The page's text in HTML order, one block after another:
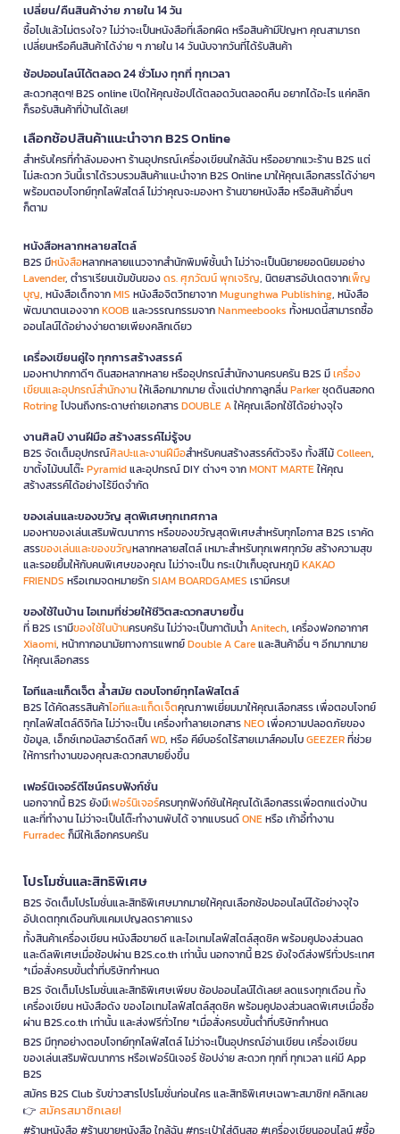
เปลี่ยน/คืนสินค้าง่าย ภายใน 14 วัน
ซื้อไปแล้วไม่ตรงใจ? ไม่ว่าจะเป็นหนังสือที่เลือกผิด หรือสินค้ามีปัญหา คุณสามารถ
เปลี่ยนหรือคืนสินค้าได้ง่าย ๆ ภายใน 14 วันนับจากวันที่ได้รับสินค้า
ช้อปออนไลน์ได้ตลอด 24 ชั่วโมง ทุกที่ ทุกเวลา
สะดวกสุดๆ! B2S online เปิดให้คุณช้อปได้ตลอดวันตลอดคืน อยากได้อะไร แค่คลิก
ก็รอรับสินค้าที่บ้านได้เลย!
เลือกช้อปสินค้าแนะนำจาก B2S Online
สำหรับใครที่กำลังมองหา ร้านอุปกรณ์เครื่องเขียนใกล้ฉัน หรืออยากแวะร้าน B2S แต่
ไม่สะดวก วันนี้เราได้รวบรวมสินค้าแนะนำจาก B2S Online มาให้คุณเลือกสรรได้ง่ายๆ
พร้อมตอบโจทย์ทุกไลฟ์สไตล์ ไม่ว่าคุณจะมองหา ร้านขายหนังสือ หรือสินค้าอื่นๆ
ก็ตาม
หนังสือหลากหลายสไตล์
B2S มีหนังสือหลากหลายแนวจากสำนักพิมพ์ชั้นนำ ไม่ว่าจะเป็นนิยายยอดนิยมอย่าง
Lavender, ตำราเรียนเข้มข้นของดร. ศุภวัฒน์ พุกเจริญ, นิตยสารอัปเดตจากเพ็ญ
บุญ, หนังสือเด็กจากMIS หนังสือจิตวิทยาจากMugunghwa Publishing, หนังสือ
พัฒนาตนเองจากKOOB และวรรณกรรมจากNanmeebooks ทั้งหมดนี้สามารถซื้อ
ออนไลน์ได้อย่างง่ายดายเพียงคลิกเดียว
เครื่องเขียนคู่ใจ ทุกการสร้างสรรค์
มองหาปากกาดีๆ ดินสอหลากหลาย หรืออุปกรณ์สำนักงานครบครัน B2S มีเครื่อง
เขียนและอุปกรณ์สำนักงานให้เลือกมากมาย ตั้งแต่ปากกาลูกลื่นParkerชุดดินสอกด
Rotringไปจนถึงกระดาษถ่ายเอกสารDOUBLE Aให้คุณเลือกใช้ได้อย่างจุใจ
งานศิลป์ งานฝีมือ สร้างสรรค์ไม่รู้จบ
B2S จัดเต็มอุปกรณ์ศิลปะและงานฝีมือสำหรับคนสร้างสรรค์ตัวจริง ทั้งสีไม้Colleen,
ขาตั้งไม้บนโต๊ะPyramidและอุปกรณ์ DIY ต่างๆ จากMONT MARTEให้คุณ
สร้างสรรค์ได้อย่างไร้ขีดจำกัด
ของเล่นและของขวัญ สุดพิเศษทุกเทศกาล
มองหาของเล่นเสริมพัฒนาการ หรือของขวัญสุดพิเศษสำหรับทุกโอกาส B2S เราคัด
สรรของเล่นและของขวัญหลากหลายสไตล์ เหมาะสำหรับทุกเพศทุกวัย สร้างความสุข
และรอยยิ้มให้กับคนพิเศษของคุณ ไม่ว่าจะเป็น กระเป๋าเก็บอุณหภูมิKAKAO
FRIENDS หรือเกมจดหมายรักSIAM BOARDGAMES เรามีครบ!
ของใช้ในบ้าน ไอเทมที่ช่วยให้ชีวิตสะดวกสบายขึ้น
ที่ B2S เรามีของใช้ในบ้านครบครัน ไม่ว่าจะเป็นกาต้มน้ำAnitech, เครื่องฟอกอากาศ
Xiaomi, หน้ากากอนามัยทางการแพทย์Double A Careและสินค้าอื่น ๆ อีกมากมาย
ให้คุณเลือกสรร
ไอทีและแก็ดเจ็ต ล้ำสมัย ตอบโจทย์ทุกไลฟ์สไตล์
B2S ได้คัดสรรสินค้าไอทีและแก็ดเจ็ตคุณภาพเยี่ยมมาให้คุณเลือกสรร เพื่อตอบโจทย์
ทุกไลฟ์สไตล์ดิจิทัล ไม่ว่าจะเป็น เครื่องทำลายเอกสารNEOเพื่อความปลอดภัยของ
ข้อมูล, เอ็กซ์เทอนัลฮาร์ดดิสก์WD, หรือ คีย์บอร์ดไร้สายเมาส์คอมโบGEEZERที่ช่วย
ให้การทำงานของคุณสะดวกสบายยิ่งขึ้น
เฟอร์นิเจอร์ดีไซน์ครบฟังก์ชั่น
นอกจากนี้ B2S ยังมีเฟอร์นิเจอร์ครบทุกฟังก์ชันให้คุณได้เลือกสรรเพื่อตกแต่งบ้าน
และที่ทำงาน ไม่ว่าจะเป็นโต๊ะทำงานพับได้ จากแบรนด์ONEหรือ เก้าอี้ทำงาน
Furradecก็มีให้เลือกครบครัน
โปรโมชั่นและสิทธิพิเศษ
B2S จัดเต็มโปรโมชั่นและสิทธิพิเศษมากมายให้คุณเลือกช้อปออนไลน์ได้อย่างจุใจ
อัปเดตทุกเดือนกับแคมเปญลดราคาแรง
ทั้งสินค้าเครื่องเขียน หนังสือขายดี และไอเทมไลฟ์สไตล์สุดชิค พร้อมคูปองส่วนลด
และดีลพิเศษเมื่อช้อปผ่าน B2S.co.th เท่านั้น นอกจากนี้ B2S ยังใจดีส่งฟรีทั่วประเทศ
*เมื่อสั่งครบขั้นต่ำที่บริษัทกำหนด
B2S จัดเต็มโปรโมชั่นและสิทธิพิเศษเพียบ ช้อปออนไลน์ได้เลย! ลดแรงทุกเดือน ทั้ง
เครื่องเขียน หนังสือดัง ของไอเทมไลฟ์สไตล์สุดชิค พร้อมคูปองส่วนลดพิเศษเมื่อซื้อ
ผ่าน B2S.co.th เท่านั้น และส่งฟรีทั่วไทย *เมื่อสั่งครบขั้นต่ำที่บริษัทกำหนด
B2S มีทุกอย่างตอบโจทย์ทุกไลฟ์สไตล์ ไม่ว่าจะเป็นอุปกรณ์อ่านเขียน เครื่องเขียน
ของเล่นเสริมพัฒนาการ หรือเฟอร์นิเจอร์ ช้อปง่าย สะดวก ทุกที่ ทุกเวลา แค่มี App
B2S
สมัคร B2S Club รับข่าวสารโปรโมชั่นก่อนใคร และสิทธิพิเศษเฉพาะสมาชิก! คลิกเลย
👉 สมัครสมาชิกเลย!
#ร้านหนังสือ #ร้านขายหนังสือ ใกล้ฉัน #กระเป๋าใส่ดินสอ #เครื่องเขียนออนไลน์ #ซื้อ